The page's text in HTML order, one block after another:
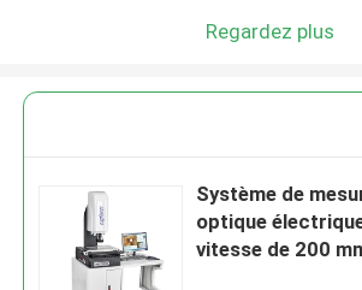
Regardez plus
Système de
optique
vitesse de 200